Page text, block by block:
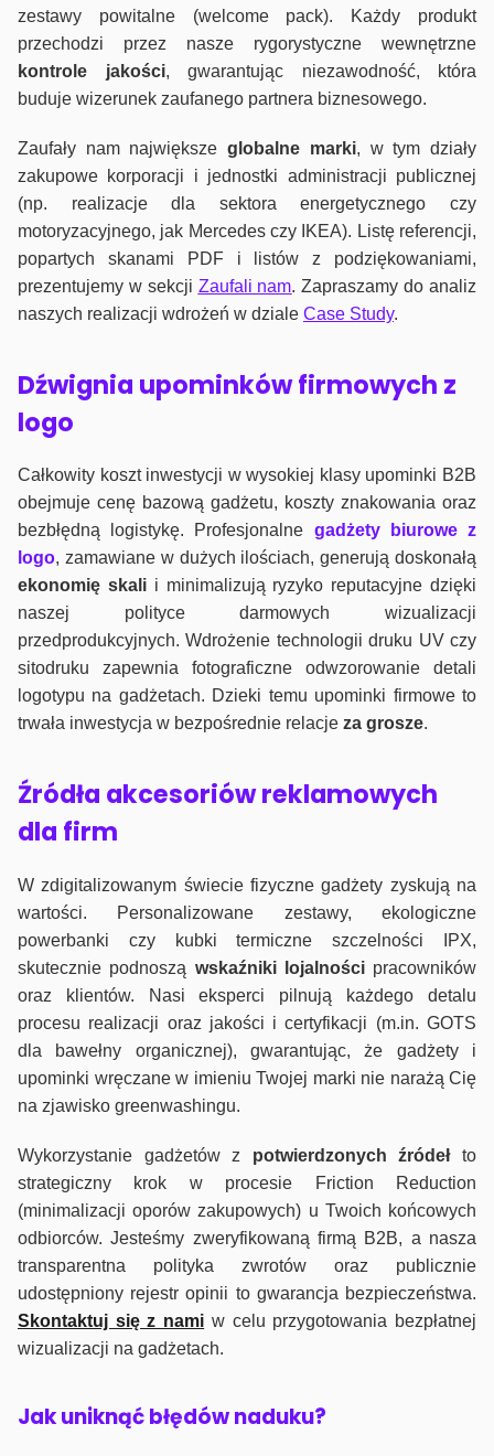
zestawy powitalne (welcome pack). Każdy produkt
przechodzi przez nasze rygorystyczne wewnętrzne
kontrole jakości, gwarantując niezawodność, która
buduje wizerunek zaufanego partnera biznesowego.
Zaufały nam największeglobalne marki, w tym działy
zakupowe korporacji i jednostki administracji publicznej
(np. realizacje dla sektora energetycznego czy
motoryzacyjnego, jak Mercedes czy IKEA). Listę referencji,
popartych skanami PDF i listów z podziękowaniami,
prezentujemy w sekcji Zaufali nam. Zapraszamy do analiz
naszych realizacji wdrożeń w dziale Case Study.
Dźwignia upominków firmowych z
logo
Całkowity koszt inwestycji w wysokiej klasy upominki B2B
obejmuje cenę bazową gadżetu, koszty znakowania oraz
bezbłędną logistykę. Profesjonalne gadżety biurowe z
logo, zamawiane w dużych ilościach, generują doskonałą
ekonomię skalii minimalizują ryzyko reputacyjne dzięki
naszej polityce darmowych wizualizacji
przedprodukcyjnych. Wdrożenie technologii druku UV czy
sitodruku zapewnia fotograficzne odwzorowanie detali
logotypu na gadżetach. Dzieki temu upominki firmowe to
trwała inwestycja w bezpośrednie relacje za grosze.
Źródła akcesoriów reklamowych
dla firm
W zdigitalizowanym świecie fizyczne gadżety zyskują na
wartości. Personalizowane zestawy, ekologiczne
powerbanki czy kubki termiczne szczelności IPX,
skutecznie podnoszą wskaźniki lojalnościpracowników
oraz klientów. Nasi eksperci pilnują każdego detalu
procesu realizacji oraz jakości i certyfikacji (m.in. GOTS
dla bawełny organicznej), gwarantując, że gadżety i
upominki wręczane w imieniu Twojej marki nie narażą Cię
na zjawisko greenwashingu.
Wykorzystanie gadżetów z potwierdzonych źródełto
strategiczny krok w procesie Friction Reduction
(minimalizacji oporów zakupowych) u Twoich końcowych
odbiorców. Jesteśmy zweryfikowaną firmą B2B, a nasza
transparentna polityka zwrotów oraz publicznie
udostępniony rejestr opinii to gwarancja bezpieczeństwa.
Skontaktuj się z nami w celu przygotowania bezpłatnej
wizualizacji na gadżetach.
Jak uniknąć błędów naduku?